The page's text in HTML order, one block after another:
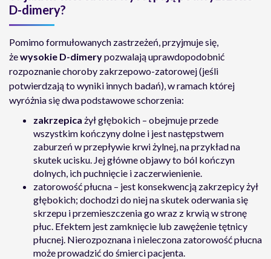
D-dimery?
Pomimo formułowanych zastrzeżeń, przyjmuje się,
żewysokie D-dimerypozwalają uprawdopodobnić
rozpoznanie choroby zakrzepowo-zatorowej (jeśli
potwierdzają to wyniki innych badań), w ramach której
wyróżnia się dwa podstawowe schorzenia:
zakrzepica żył głębokich – obejmuje przede
wszystkim kończyny dolne i jest następstwem
zaburzeń w przepływie krwi żylnej, na przykład na
skutek ucisku. Jej główne objawy to ból kończyn
dolnych, ich puchnięcie i zaczerwienienie.
zatorowość płucna – jest konsekwencją zakrzepicy żył
głębokich; dochodzi do niej na skutek oderwania się
skrzepu i przemieszczenia go wraz z krwią w stronę
płuc. Efektem jest zamknięcie lub zawężenie tętnicy
płucnej. Nierozpoznana i nieleczona zatorowość płucna
może prowadzić do śmierci pacjenta.